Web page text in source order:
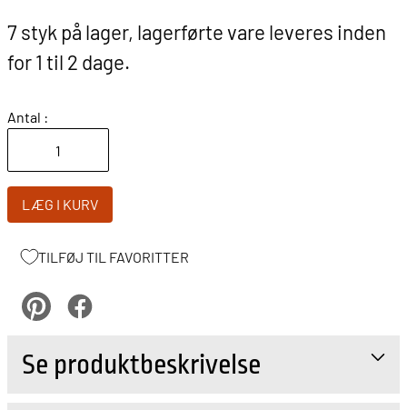
7 styk på lager, lagerførte vare leveres inden
for 1 til 2 dage.
Antal :
LÆG I KURV
TILFØJ TIL FAVORITTER
pinterestFacebook
Se produktbeskrivelse